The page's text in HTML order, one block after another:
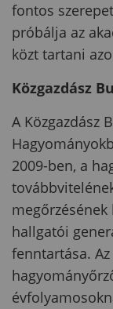
fontos
próbálja az
közt tartani
Közgazdász
A Közgazdász
2009-ben, a
hallgatói
fenntartása.